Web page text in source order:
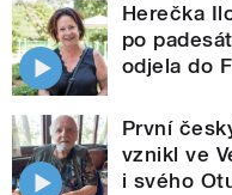
Herečka
po
odjela do
První
vznikl ve
i svého